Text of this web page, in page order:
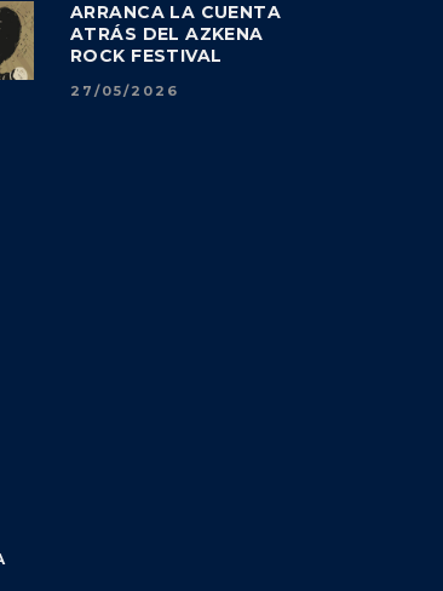
ARRANCA LA CUENTA
ATRÁS DEL AZKENA
ROCK FESTIVAL
27/05/2026